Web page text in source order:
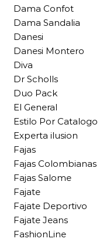
Dama Confot
Dama Sandalia
Danesi
Danesi Montero
Diva
Dr Scholls
Duo Pack
El General
Estilo Por Catalogo
Experta ilusion
Fajas
Fajas Colombianas
Fajas Salome
Fajate
Fajate Deportivo
Fajate Jeans
FashionLine